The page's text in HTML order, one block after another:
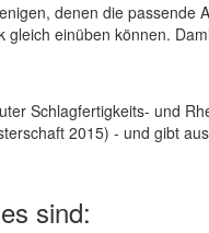
denen die
einüben können.
Schlagfertigkeits- und
2015) - und gibt
sind: